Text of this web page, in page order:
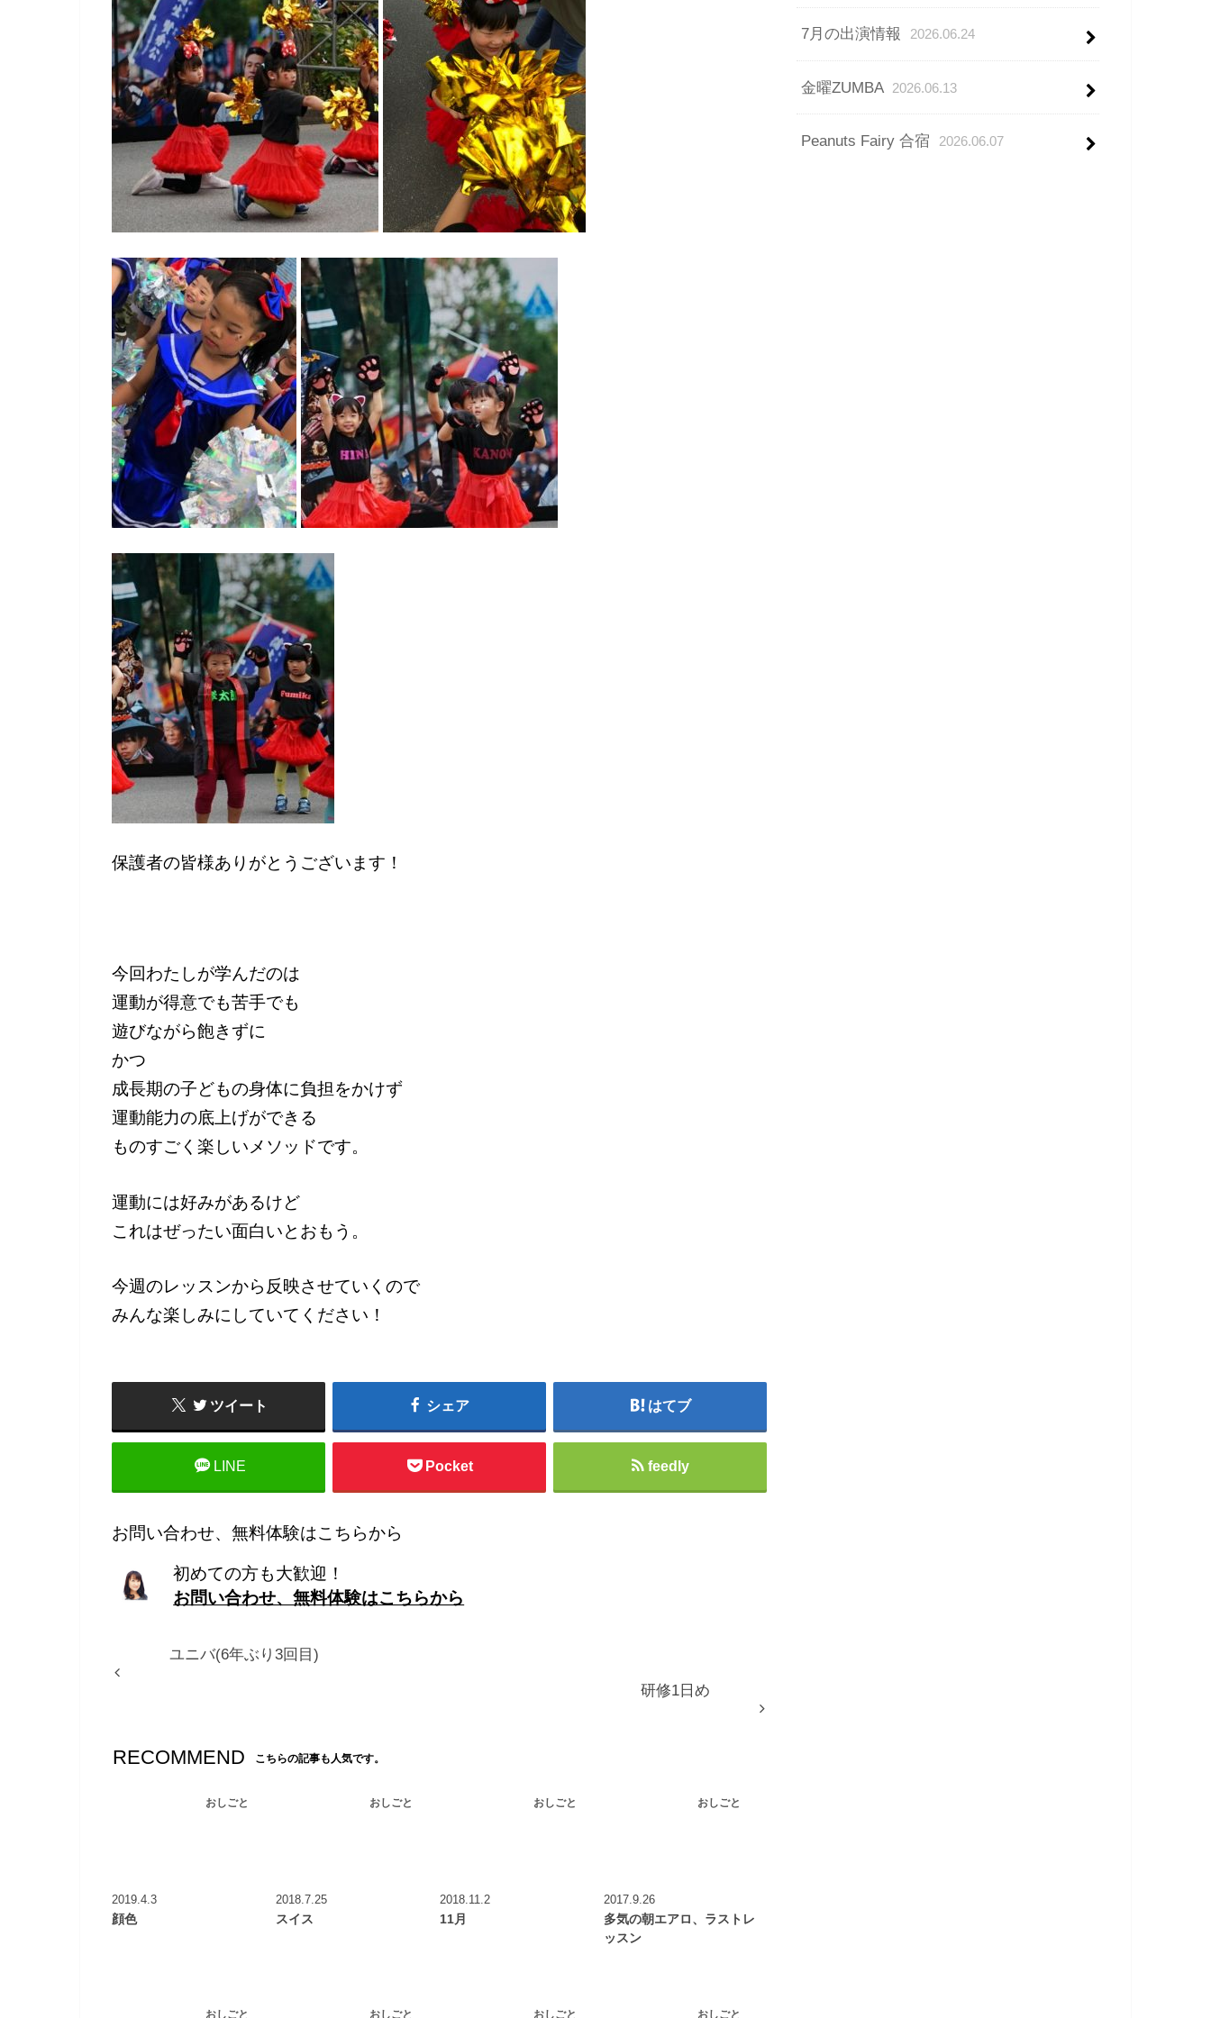
保護者の皆様ありがとうございます！
今回わたしが学んだのは
運動が得意でも苦手でも
遊びながら飽きずに
かつ
成長期の子どもの身体に負担をかけず
運動能力の底上げができる
ものすごく楽しいメソッドです。
運動には好みがあるけど
これはぜったい面白いとおもう。
今週のレッスンから反映させていくので
みんな楽しみにしていてください！
ツイート シェア はてブ
LINE Pocket feedly
お問い合わせ、無料体験はこちらから
初めての方も大歓迎！
お問い合わせ、無料体験はこちらから
ユニバ(6年ぶり3回目)
研修1日め
RECOMMEND こちらの記事も人気です。
おしごと
2019.4.3
顔色
おしごと
2018.7.25
スイス
おしごと
2018.11.2
11月
おしごと
2017.9.26
多気の朝エアロ、ラストレ
ッスン
おしごと おしごと おしごと おしごと
7月の出演情報 2026.06.24
金曜ZUMBA 2026.06.13
Peanuts Fairy 合宿 2026.06.07